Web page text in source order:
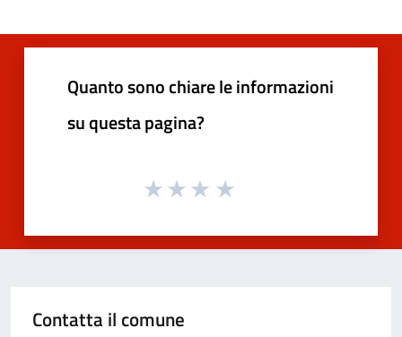
Quanto sono chiare le informazioni
su questa pagina?
Contatta il comune